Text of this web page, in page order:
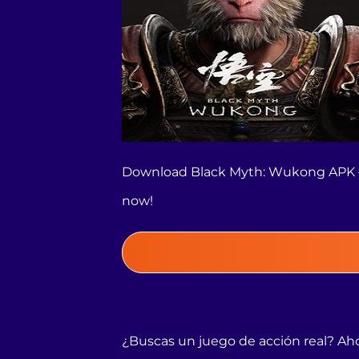
Download Black Myth: Wukong
now!
¿Buscas un juego de acción real?